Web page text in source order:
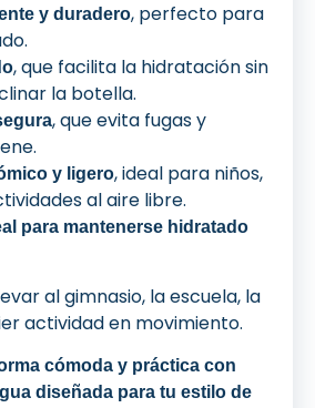
y duradero, perfecto para
, que facilita la hidratación sin
la botella.
, que evita fugas y
y ligero, ideal para niños,
al aire libre.
para mantenerse hidratado
al gimnasio, la escuela, la
actividad en movimiento.
cómoda y práctica con
diseñada para tu estilo de